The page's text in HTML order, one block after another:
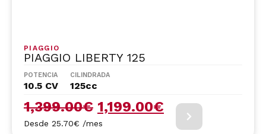
PIAGGIO
PIAGGIO LIBERTY 125
POTENCIA
10.5 CV
CILINDRADA
125cc
1,399.00€ 1,199.00€
Desde 25.70€ /mes